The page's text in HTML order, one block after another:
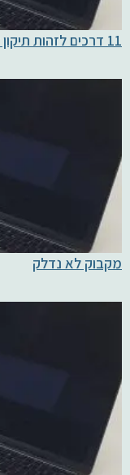
11 דרכים לזהות תיקון לוח אם מקבוק
מקבוק לא נדלק